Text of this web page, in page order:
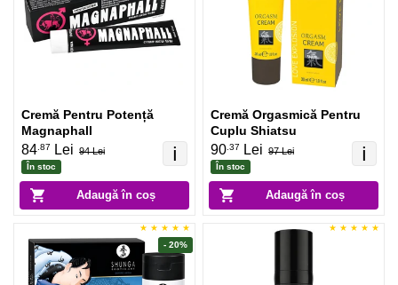
Adaugă în coș
ℹ️
Cremă Pentru Potență
Magnaphall
84 .87 Lei 94 Lei
În stoc
Adaugă în coș
ℹ️
Cremă Orgasmică Pentru
Cuplu Shiatsu
90 .37 Lei 97 Lei
În stoc
- 20%